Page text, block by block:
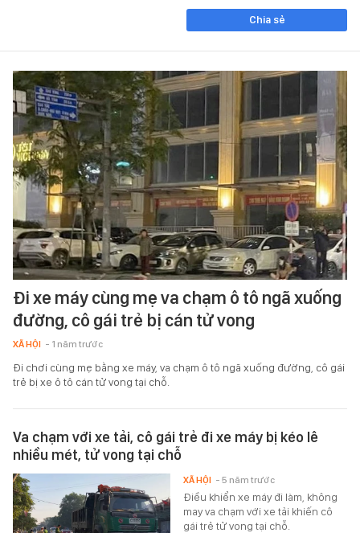
Chia sẻ
Đi xe máy cùng mẹ va chạm ô tô ngã xuống
đường, cô gái trẻ bị cán tử vong
XÃ HỘI - 1 năm trước
Đi chơi cùng mẹ bằng xe máy, va chạm ô tô ngã xuống đường, cô gái
trẻ bị xe ô tô cán tử vong tại chỗ.
Va chạm với xe tải, cô gái trẻ đi xe máy bị kéo lê
nhiều mét, tử vong tại chỗ
Điều khiển xe máy đi làm, không
may va chạm với xe tải khiến cô
gái trẻ tử vong tại chỗ.
XÃ HỘI - 5 năm trước